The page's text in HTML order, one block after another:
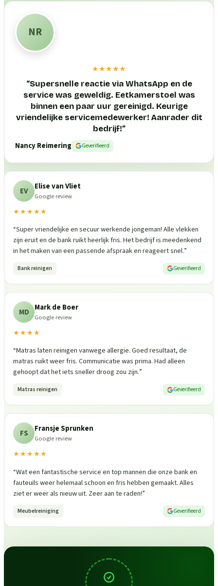
NR
★★★★★
“Supersnelle reactie via WhatsApp en de
service was geweldig. Eetkamerstoel was
binnen een paar uur gereinigd. Keurige
vriendelijke servicemedewerker! Aanrader dit
bedrijf!”
Nancy Reimering
Geverifieerd
EV Elise van Vliet
Google review
★★★★★
“Super vriendelijke en secuur werkende jongeman! Alle vlekken
zijn eruit en de bank ruikt heerlijk fris. Het bedrijf is meedenkend
in het maken van een passende afspraak en reageert snel.”
Bank reinigen Geverifieerd
MD Mark de Boer
Google review
★★★★
“Matras laten reinigen vanwege allergie. Goed resultaat, de
matras ruikt weer fris. Communicatie was prima. Had alleen
gehoopt dat het iets sneller droog zou zijn.”
Matras reinigen Geverifieerd
FS Fransje Sprunken
Google review
★★★★★
“Wat een fantastische service en top mannen die onze bank en
fauteuils weer helemaal schoon en fris hebben gemaakt. Alles
ziet er weer als nieuw uit. Zeer aan te raden!”
Meubelreiniging Geverifieerd